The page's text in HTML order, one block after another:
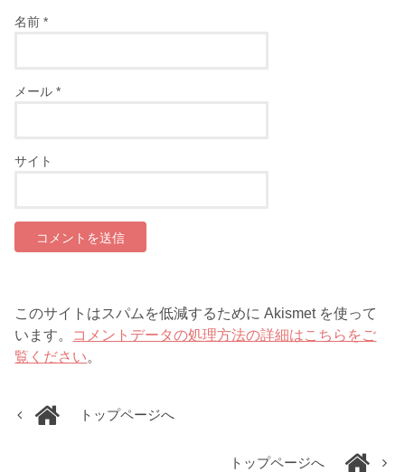
名前*
メール*
サイト
このサイトはスパムを低減するために Akismet を使って
います。 コメントデータの処理方法の詳細はこちらをご
覧ください。
トップページへ
トップページへ